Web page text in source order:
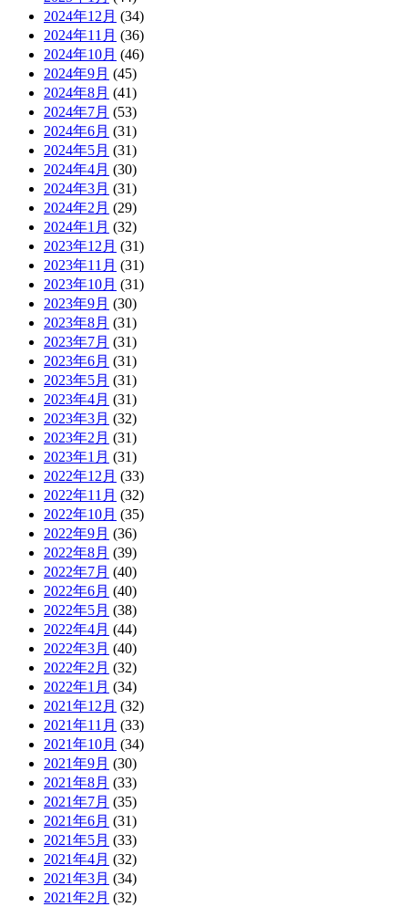
2024年12月 (34)
2024年11月 (36)
2024年10月 (46)
2024年9月 (45)
2024年8月 (41)
2024年7月 (53)
2024年6月 (31)
2024年5月 (31)
2024年4月 (30)
2024年3月 (31)
2024年2月 (29)
2024年1月 (32)
2023年12月 (31)
2023年11月 (31)
2023年10月 (31)
2023年9月 (30)
2023年8月 (31)
2023年7月 (31)
2023年6月 (31)
2023年5月 (31)
2023年4月 (31)
2023年3月 (32)
2023年2月 (31)
2023年1月 (31)
2022年12月 (33)
2022年11月 (32)
2022年10月 (35)
2022年9月 (36)
2022年8月 (39)
2022年7月 (40)
2022年6月 (40)
2022年5月 (38)
2022年4月 (44)
2022年3月 (40)
2022年2月 (32)
2022年1月 (34)
2021年12月 (32)
2021年11月 (33)
2021年10月 (34)
2021年9月 (30)
2021年8月 (33)
2021年7月 (35)
2021年6月 (31)
2021年5月 (33)
2021年4月 (32)
2021年3月 (34)
2021年2月 (32)